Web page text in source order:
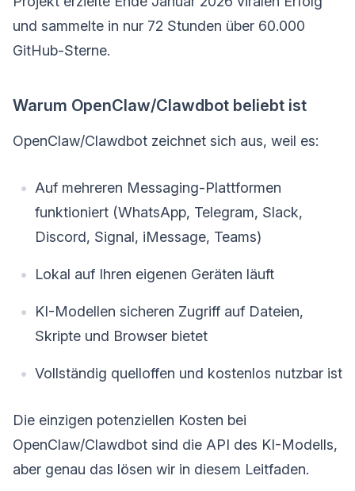
und sammelte in nur 72 Stunden über 60.000
GitHub-Sterne.
Warum OpenClaw/Clawdbot beliebt ist
OpenClaw/Clawdbot zeichnet sich aus, weil es:
Auf mehreren Messaging-Plattformen
funktioniert (WhatsApp, Telegram, Slack,
Discord, Signal, iMessage, Teams)
Lokal auf Ihren eigenen Geräten läuft
KI-Modellen sicheren Zugriff auf Dateien,
Skripte und Browser bietet
Vollständig quelloffen und kostenlos nutzbar ist
Die einzigen potenziellen Kosten bei
OpenClaw/Clawdbot sind die API des KI-Modells,
aber genau das lösen wir in diesem Leitfaden.